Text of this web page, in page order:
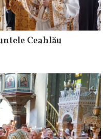
Ceahlău